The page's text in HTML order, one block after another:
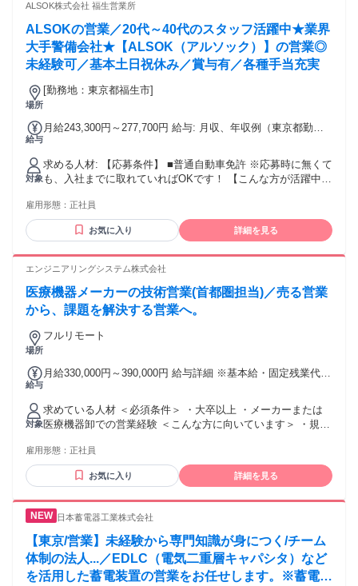
ALSOK株式会社 福生営業所
ALSOKの営業／20代～40代のスタッフ活躍中★業界
大手警備会社★【ALSOK（アルソック）】の営業◎
未経験可／基本土日祝休み／賞与有／各種手当充実
場所
[勤務地：東京都福生市]
給与
月給243,300円～277,700円 給与: 月収、年収例（東京都勤務
業報奨金月約53,000円含む（2025年度平均支給実績） 高卒28
歳 月収34万9千円 年収約468万円 大卒28歳 月収36万4千円 年
収約486万円 入社7年目 大卒7年目想定年収 年収約616万円
対象
求める人材: 【応募条件】 ■普通自動車免許 ※応募時に無くて
も、入社までに取れていればOKです！ 【こんな方が活躍中】
ドでお探しの方におすすめ】 ■営業・法人営業・提案営業・
警備会社 ■上場企業営業・ホワイト企業・休日120日以上 ■未
経験可営業・ルート営業・訪問営業等
雇用形態： 正社員
お気に入り 詳細を見る
エンジニアリングシステム株式会社
医療機器メーカーの技術営業(首都圏担当)／売る営業
から、課題を解決する営業へ。
場所
フルリモート
給与
月給330,000円～390,000円 給与詳細 ※基本給・固定残業代の
あたり4万円（固定残業時間：1ヶ月あたり30時間） 固定残業
時間を超えた勤務時間については別途残業代を支給する 【一
律手当】 全員に一律で支払われる通勤・皆勤・家族手当金
額：なし 全員に一律で支払われるその他手当金額：なし ※固
※30時間超過分ならびに深夜休日出勤分は別途加算。
対象
求めている人材 ＜必須条件＞ ・大卒以上 ・メーカーまたは
医療機器卸での営業経験 ＜こんな方に向いています＞ ・規格
て専門性を高めたい方 ・開発部門と連携しながら提案営業を
したい方 ・裁量の大きな環境で自律して働きたい方
雇用形態： 正社員
お気に入り 詳細を見る
日本蓄電器工業株式会社
【東京/営業】未経験から専門知識が身につく/チーム
体制の法人...／EDLC（電気二重層キャパシタ）など
を活用した蓄電装置の営業をお任せします。※蓄電装